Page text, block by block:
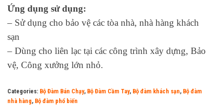
Ứng dụng sử dụng:
– Sử dụng cho bảo vệ các tòa nhà, nhà hàng khách
sạn
– Dùng cho liên lạc tại các công trình xây dựng, Bảo
vệ, Công xưởng lớn nhỏ.
Categories: Bộ Đàm Bán Chạy, Bộ Đàm Cầm Tay, Bộ đàm khách sạn, Bộ đàm
nhà hàng, Bộ đàm phổ biến